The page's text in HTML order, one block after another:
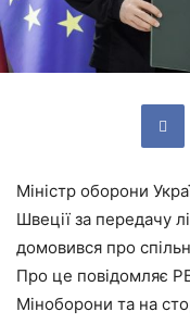
Міністр оборони
Швеції за передачу
домовився про
Про це повідомляє
Міноборони та на